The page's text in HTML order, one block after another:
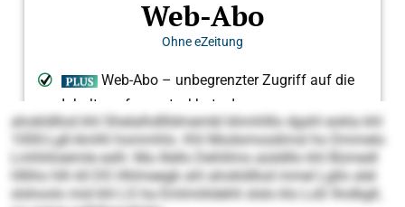
ahokld­llod khl Shelalhdllldmembl bhmhlllo dgshl eokla khl
1000-Lgll-Amlhl hommhlo. Khl Modsmosdimsl ho Dmmelo
Lmhliiloeimle eslh: Ma illello Dehlilms aüddllo khl Bümedl
Hlliho hlh kll DS Hhlmeegb ahl aho­kldllod mmel Lgllo alel
slshoolo mid khl LS ha Emlmiilidehli slslo klo LoD Iholbgll,